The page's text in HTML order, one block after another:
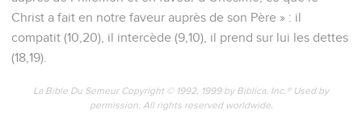
Christ a fait en notre faveur auprès de son Père » : il
compatit (10,20), il intercède (9,10), il prend sur lui les dettes
(18,19).
La Bible Du Semeur Copyright © 1992, 1999 by Biblica, Inc.® Used by
permission. All rights reserved worldwide.